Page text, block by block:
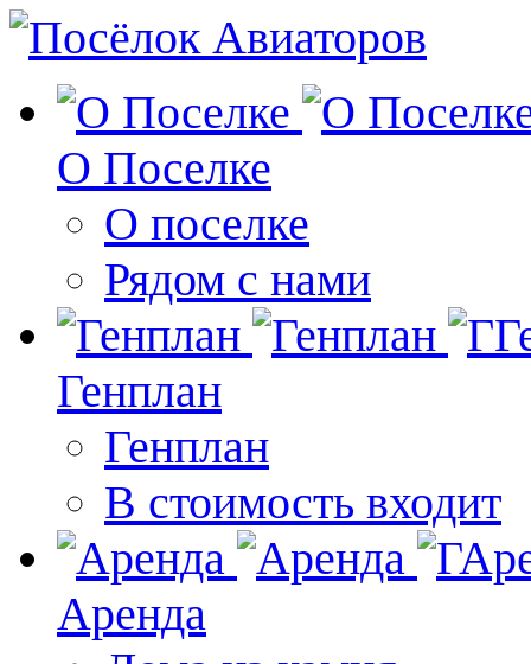
О Поселке
О поселке
Рядом с нами
Генплан
Генплан
В стоимость входит
Аренда